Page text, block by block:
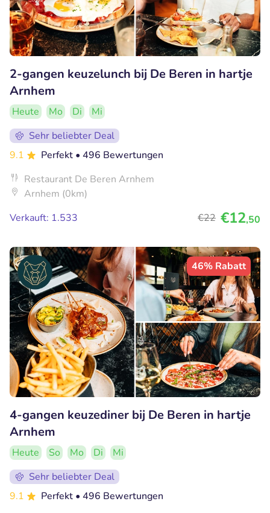
2-gangen keuzelunch bij De Beren in hartje
Arnhem
Heute Mo Di
Mi
Sehr beliebter Deal
9.1
Perfekt • 496 Bewertungen
Restaurant De Beren Arnhem
Arnhem (0km)
Verkauft: 1.533
€22 €12,50
46% Rabatt
4-gangen keuzediner bij De Beren in hartje
Arnhem
Heute So Mo Di
Mi
Sehr beliebter Deal
9.1
Perfekt • 496 Bewertungen